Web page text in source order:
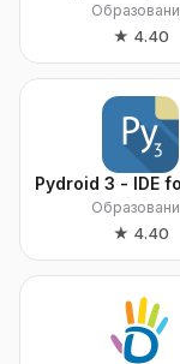
★ 4.40
Pydroid 3 - IDE
★ 4.40